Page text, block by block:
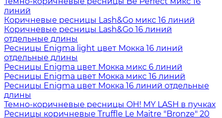
линий
Коричневые ресницы Lash&Go микс 16 линий
Коричневые ресницы Lash&Go 16 линий
отдельные длины
Ресницы Enigma light цвет Мокка 16 линий
отдельные длины
Ресницы Enigma цвет Мокка микс 6 линий
Ресницы Enigma цвет Мокка микс 16 линий
Ресницы Enigma цвет Мокка 16 линий отдельные
длины
Темно-коричневые ресницы OH! MY LASH в пучках
Ресницы коричневые Truffle Le Maitre "Bronze" 20